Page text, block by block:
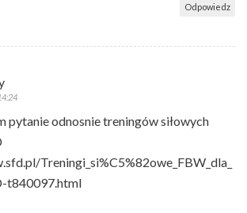
Odpowiedz
pytanie odnosnie treningów siłowych
Treningi_si%C5%82owe_FBW_dla_
t840097.html